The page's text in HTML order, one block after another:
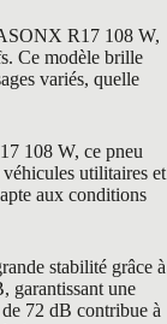
R17 108 W,
Ce modèle brille
variés, quelle
108 W, ce pneu
utilitaires et
aux conditions
stabilité grâce à
garantissant une
72 dB contribue à